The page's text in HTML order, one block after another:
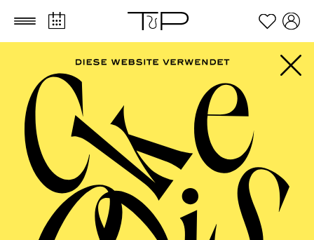
Zum Hauptinhalt springen Zum Footer springen